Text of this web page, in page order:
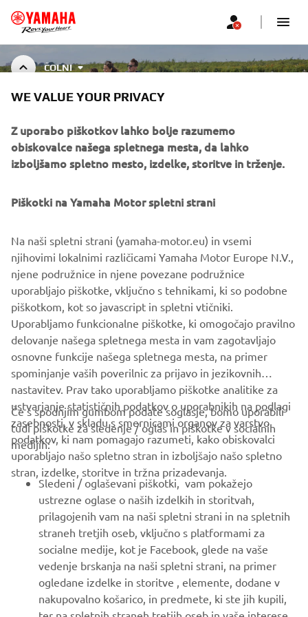
ČOLNI
BOAT ACCESSORIES
VEČ YAMAHA
PODPORA
GLASILO
Med prvimi prejmite novice o najnovejših ponudbah, posebnih
dogodkih, novih izdajah in še veliko več
NAROČI SE
Preberite našo Politiko zasebnosti, da izveste, kako obdelujemo
vaše osebne podatke:Pravilnik o Zasebnosti
Slovenia (Slovenian)
WE VALUE YOUR PRIVACY
Z uporabo piškotkov lahko bolje razumemo
obiskovalce našega spletnega mesta, da lahko
izboljšamo spletno mesto, izdelke, storitve in trženje.
Piškotki na Yamaha Motor spletni strani
Na naši spletni strani (yamaha-motor.eu) in vsemi
njihovimi lokalnimi različicami Yamaha Motor Europe N.V.,
njene podružnice in njene povezane podružnice
uporabljajo piškotke, vključno s tehnikami, ki so podobne
piškotkom, kot so javascript in spletni vtičniki.
Uporabljamo funkcionalne piškotke, ki omogočajo pravilno
delovanje našega spletnega mesta in vam zagotavljajo
osnovne funkcije našega spletnega mesta, na primer
spominjanje vaših poverilnic za prijavo in jezikovnih
nastavitev. Prav tako uporabljamo piškotke analitike za
ustvarjanje statističnih podatkov o uporabnikih na podlagi
zasebnosti, v skladu s smernicami organov za varstvo
podatkov, ki nam pomagajo razumeti, kako obiskovalci
uporabljajo našo spletno stran in izboljšajo našo spletno
stran, izdelke, storitve in tržna prizadevanja.
Če s spodnjim gumbom podate soglasje, bomo uporabili
tudi piškotke za sledenje / oglas in piškotke v socialnih
medijih:
Sledeni / oglaševani piškotki, vam pokažejo
ustrezne oglase o naših izdelkih in storitvah,
prilagojenih vam na naši spletni strani in na spletnih
straneh tretjih oseb, vključno s platformami za
socialne medije, kot je Facebook, glede na vaše
vedenje brskanja na naši spletni strani, na primer
ogledane izdelke in storitve , elemente, dodane v
nakupovalno košarico, in predmete, ki ste jih kupili,